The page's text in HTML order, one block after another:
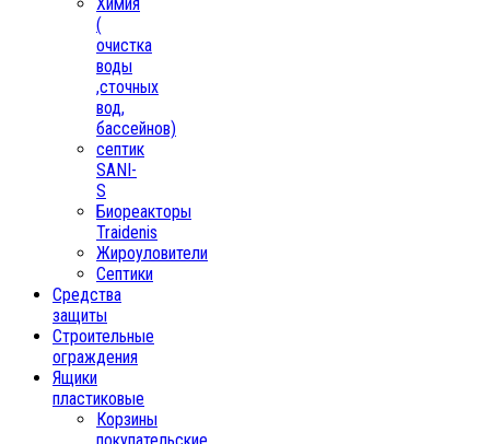
(
очистка
воды
,сточных
вод,
бассейнов)
септик
SANI-
S
Биореакторы
Traidenis
Жироуловители
Септики
Средства
защиты
Строительные
ограждения
Ящики
пластиковые
Корзины